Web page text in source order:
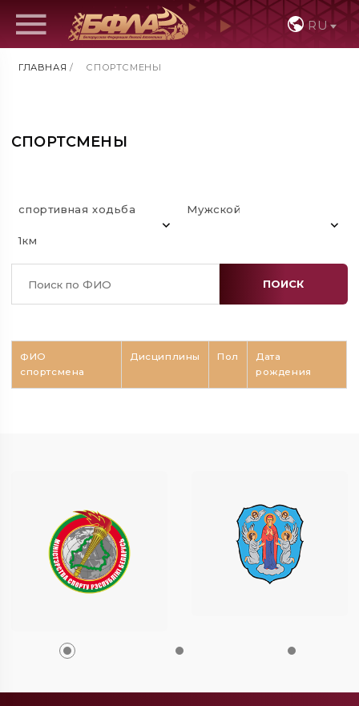
RU
ГЛАВНАЯ / СПОРТСМЕНЫ
СПОРТСМЕНЫ
спортивная ходьба
1км
Мужской
ПОИСК
ФИО
спортсмена
Дисциплины Пол
Дата
рождения